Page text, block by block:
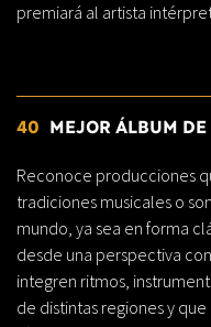
premiará al artista
40 MEJOR ÁLBUM
Reconoce producciones
tradiciones musicales o
mundo, ya sea en forma
desde una perspectiva
integren ritmos,
de distintas regiones y